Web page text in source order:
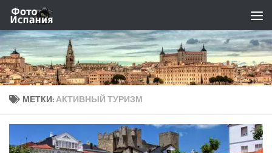
Skip to content
МЕТКИ:АКТИВНЫЙ ТУРИЗМ